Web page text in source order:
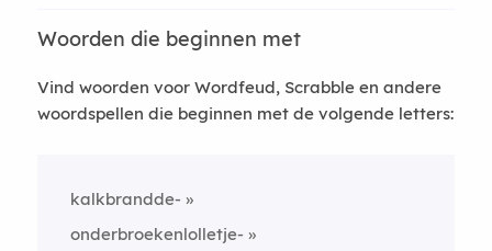
Woorden die beginnen met
Vind woorden voor Wordfeud, Scrabble en andere
woordspellen die beginnen met de volgende letters:
kalkbrandde-
onderbroekenlolletje-